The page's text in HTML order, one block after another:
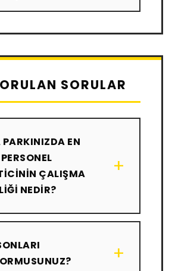
SORULAR
EN
ÇALIŞMA
NEDIR?
+
+